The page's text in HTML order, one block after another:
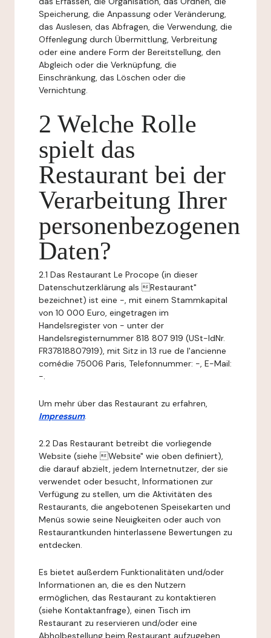
Speicherung, die Anpassung oder Veränderung,
das Auslesen, das Abfragen, die Verwendung, die
Offenlegung durch Übermittlung, Verbreitung
oder eine andere Form der Bereitstellung, den
Abgleich oder die Verknüpfung, die
Einschränkung, das Löschen oder die
Vernichtung.
2 Welche Rolle
spielt das
Restaurant bei der
Verarbeitung Ihrer
personenbezogenen
Daten?
2.1 Das Restaurant Le Procope (in dieser
Datenschutzerklärung als Restaurant"
bezeichnet) ist eine -, mit einem Stammkapital
von 10 000 Euro, eingetragen im
Handelsregister von - unter der
Handelsregisternummer 818 807 919 (USt-IdNr.
FR37818807919), mit Sitz in 13 rue de l'ancienne
comédie 75006 Paris, Telefonnummer: -, E-Mail:
-.
Um mehr über das Restaurant zu erfahren,
Impressum.
2.2 Das Restaurant betreibt die vorliegende
Website (siehe Website" wie oben definiert),
die darauf abzielt, jedem Internetnutzer, der sie
verwendet oder besucht, Informationen zur
Verfügung zu stellen, um die Aktivitäten des
Restaurants, die angebotenen Speisekarten und
Menüs sowie seine Neuigkeiten oder auch von
Restaurantkunden hinterlassene Bewertungen zu
entdecken.
Es bietet außerdem Funktionalitäten und/oder
Informationen an, die es den Nutzern
ermöglichen, das Restaurant zu kontaktieren
(siehe Kontaktanfrage), einen Tisch im
Restaurant zu reservieren und/oder eine
Abholbestellung beim Restaurant aufzugeben